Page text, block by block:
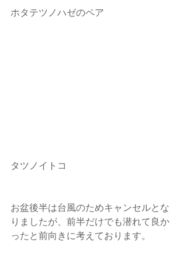
ホタテツノハゼのペア
タツノイトコ
お盆後半は台風のためキャンセルとな
りましたが、前半だけでも潜れて良か
ったと前向きに考えております。